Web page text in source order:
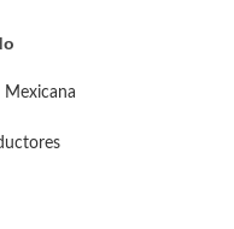
Mexicana